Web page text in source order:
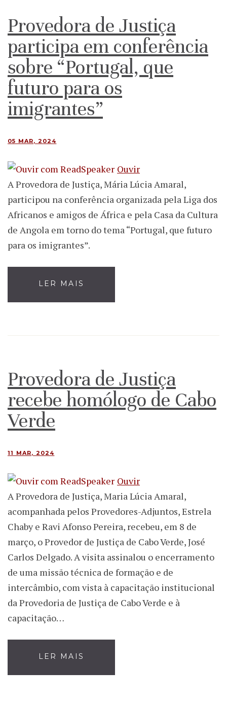
Provedora de Justiça
participa em conferência
sobre “Portugal, que
futuro para os
imigrantes”
05 MAR, 2024
Ouvir
A Provedora de Justiça, Mária Lúcia Amaral,
participou na conferência organizada pela Liga dos
Africanos e amigos de África e pela Casa da Cultura
de Angola em torno do tema “Portugal, que futuro
para os imigrantes”.
LER MAIS
Provedora de Justiça
recebe homólogo de Cabo
Verde
11 MAR, 2024
Ouvir
A Provedora de Justiça, Maria Lúcia Amaral,
acompanhada pelos Provedores-Adjuntos, Estrela
Chaby e Ravi Afonso Pereira, recebeu, em 8 de
março, o Provedor de Justiça de Cabo Verde, José
Carlos Delgado. A visita assinalou o encerramento
de uma missão técnica de formação e de
intercâmbio, com vista à capacitação institucional
da Provedoria de Justiça de Cabo Verde e à
capacitação…
LER MAIS